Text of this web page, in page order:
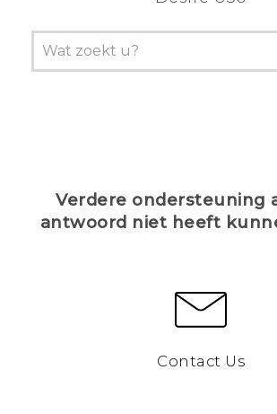
Verdere ondersteuning
antwoord niet heeft
Contact Us